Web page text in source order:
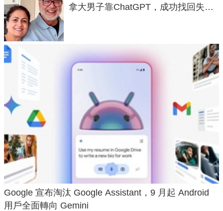
拿大男子靠ChatGPT，成功找回失散
Google 宣布淘汰 Google Assistant，9 月起 Android
用戶全面轉向 Gemini